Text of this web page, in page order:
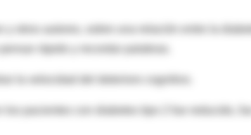
otros autores, sobre una relación entre la
rápido y recordar palabras.
la velocidad del deterioro cognitivo.